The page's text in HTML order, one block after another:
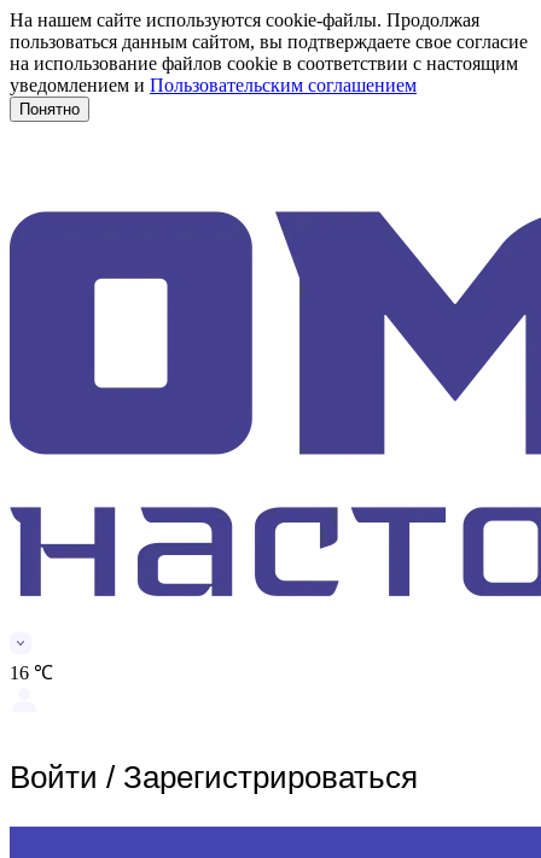
На нашем сайте используются cookie-файлы. Продолжая
пользоваться данным сайтом, вы подтверждаете свое согласие
на использование файлов cookie в соответствии с настоящим
уведомлением и Пользовательским соглашением
Понятно
16 ℃
Войти / Зарегистрироваться